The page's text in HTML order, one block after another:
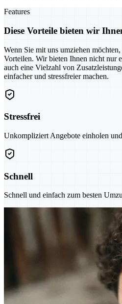
Features
Diese Vorteile bieten wir
Wenn Sie mit uns umziehen
Vorteilen. Wir bieten Ihnen nicht nur
auch eine Vielzahl von
einfacher und stressfreier machen.
Stressfrei
Unkompliziert Angebote einholen
Schnell
Schnell und einfach zum besten